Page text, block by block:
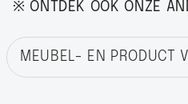
※ ONTDEK OOK ONZE
MEUBEL- EN PRODUCT